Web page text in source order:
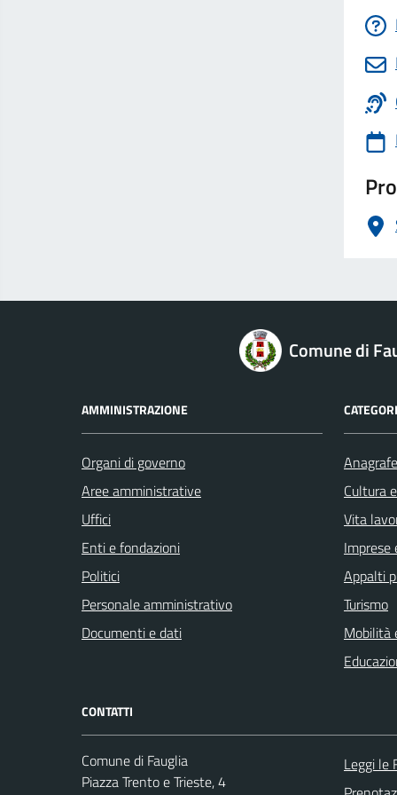
Comune di
AMMINISTRAZIONE
Organi di governo
Aree amministrative
Uffici
Enti e fondazioni
Politici
Personale amministrativo
Documenti e dati
Cultura
Vita
Imprese
Appalti
Turismo
Mobilità
CONTATTI
Comune di Fauglia
Piazza Trento e Trieste, 4
Leggi le